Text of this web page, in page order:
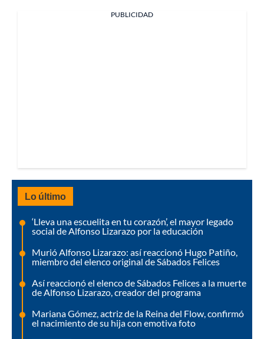
PUBLICIDAD
Lo último
‘Lleva una escuelita en tu corazón’, el mayor legado
social de Alfonso Lizarazo por la educación
Murió Alfonso Lizarazo: así reaccionó Hugo Patiño,
miembro del elenco original de Sábados Felices
Así reaccionó el elenco de Sábados Felices a la muerte
de Alfonso Lizarazo, creador del programa
Mariana Gómez, actriz de la Reina del Flow, confirmó
el nacimiento de su hija con emotiva foto